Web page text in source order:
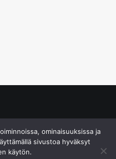
ominaisuuksissa ja
sivustoa hyväksyt
käytön.